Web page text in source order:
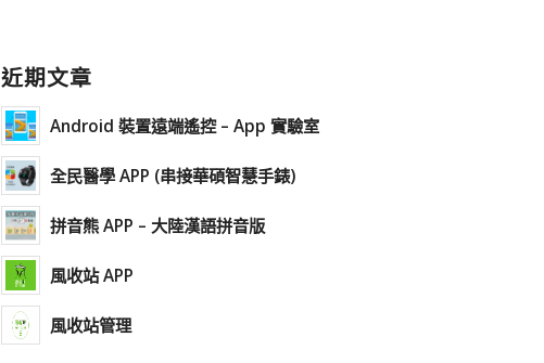
近期文章
Android 裝置遠端遙控 – App 實驗室
全民醫學 APP (串接華碩智慧手錶)
拼音熊 APP – 大陸漢語拼音版
風收站 APP
風收站管理